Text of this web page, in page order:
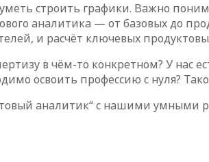
строить графики. Важно
аналитика — от базовых до
и расчёт ключевых
в чём-то конкретном? У
освоить профессию с нуля?
аналитик“ с нашими